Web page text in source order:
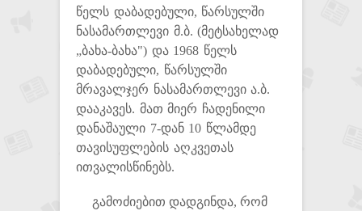
წელს დაბადებული, წარსულში
ნასამართლევი მ.ბ. (მეტსახელად
„ბახა-ბახა") და 1968 წელს
დაბადებული, წარსულში
მრავალჯერ ნასამართლევი ა.ბ.
დააკავეს. მათ მიერ ჩადენილი
დანაშაული 7-დან 10 წლამდე
თავისუფლების აღკვეთას
ითვალისწინებს.
გამოძიებით დადგინდა, რომ